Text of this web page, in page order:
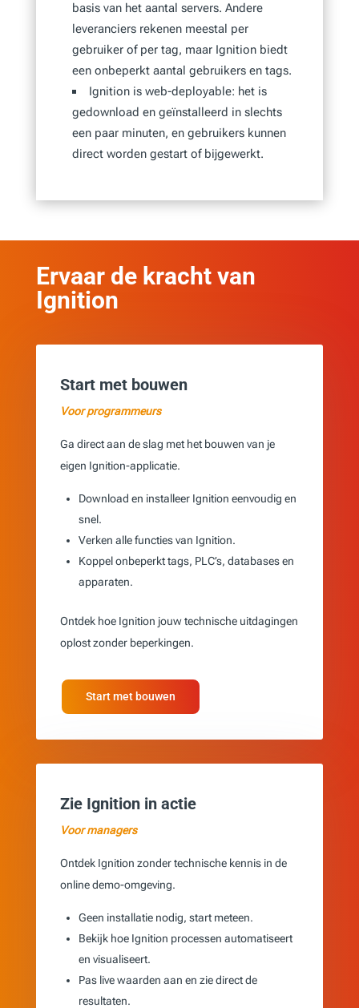
basis van het aantal servers. Andere
leveranciers rekenen meestal per
gebruiker of per tag, maar Ignition biedt
een onbeperkt aantal gebruikers en tags.
Ignition is web-deployable: het is
gedownload en geïnstalleerd in slechts
een paar minuten, en gebruikers kunnen
direct worden gestart of bijgewerkt.
Ervaar de kracht van
Ignition
Start met bouwen
Voor programmeurs
Ga direct aan de slag met het bouwen van je
eigen Ignition-applicatie.
Download en installeer Ignition eenvoudig en
snel.
Verken alle functies van Ignition.
Koppel onbeperkt tags, PLC’s, databases en
apparaten.
Ontdek hoe Ignition jouw technische uitdagingen
oplost zonder beperkingen.
Start met bouwen
Zie Ignition in actie
Voor managers
Ontdek Ignition zonder technische kennis in de
online demo-omgeving.
Geen installatie nodig, start meteen.
Bekijk hoe Ignition processen automatiseert
en visualiseert.
Pas live waarden aan en zie direct de
resultaten.